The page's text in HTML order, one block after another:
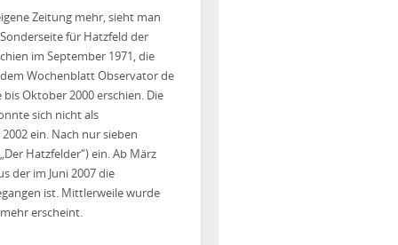
Zeitung mehr, sieht man
für Hatzfeld der
im September 1971, die
Wochenblatt Observator de
Oktober 2000 erschien. Die
sich nicht als
ein. Nach nur sieben
Hatzfelder“) ein. Ab März
der im Juni 2007 die
ist. Mittlerweile wurde
erscheint.